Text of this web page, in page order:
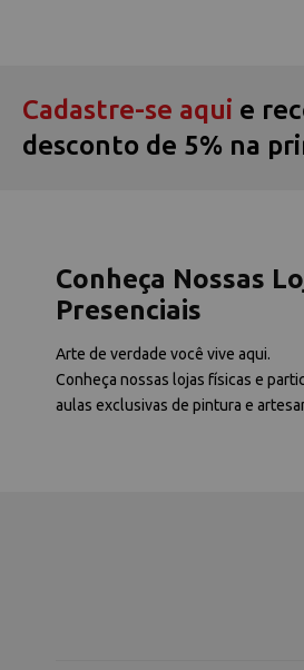
Cadastre-se aqui e
desconto de 5% na
Conheça Nossas
Presenciais
Arte de verdade você vive aqui.
Conheça nossas lojas físicas e
aulas exclusivas de pintura e